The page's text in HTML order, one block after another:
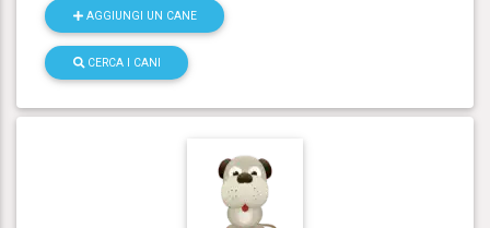
AGGIUNGI UN CANE
CERCA I CANI